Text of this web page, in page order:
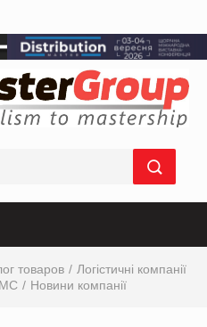
товаров
Логістичні компанії
Новини компанії